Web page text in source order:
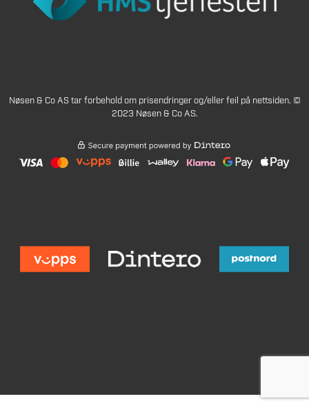
Nøsen & Co AS tar forbehold om prisendringer og/eller feil på nettsiden. ©
2023 Nøsen & Co AS.